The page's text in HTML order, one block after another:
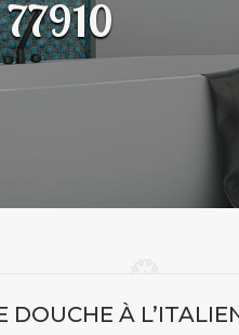
DOUCHE À